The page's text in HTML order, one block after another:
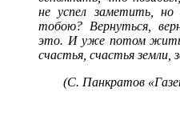
не успел заметить,
тобою? Вернуться,
это. И уже потом жить
счастья, счастья земли,
(С. Панкратов